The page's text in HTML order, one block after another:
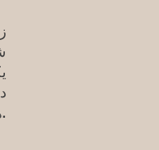
هستیم.